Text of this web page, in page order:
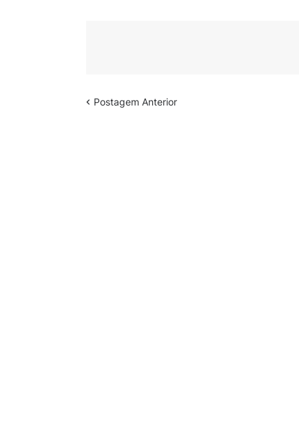
Postagem Anterior